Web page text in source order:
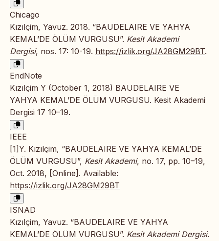
Chicago
Kızılçim, Yavuz. 2018. “BAUDELAIRE VE YAHYA
KEMAL’DE ÖLÜM VURGUSU”. Kesit Akademi
Dergisi, nos. 17: 10-19. https://izlik.org/JA28GM29BT.
EndNote
Kızılçim Y (October 1, 2018) BAUDELAIRE VE
YAHYA KEMAL’DE ÖLÜM VURGUSU. Kesit Akademi
Dergisi 17 10–19.
IEEE
[1]Y. Kızılçim, “BAUDELAIRE VE YAHYA KEMAL’DE
ÖLÜM VURGUSU”, Kesit Akademi, no. 17, pp. 10–19,
Oct. 2018, [Online]. Available:
https://izlik.org/JA28GM29BT
ISNAD
Kızılçim, Yavuz. “BAUDELAIRE VE YAHYA
KEMAL’DE ÖLÜM VURGUSU”. Kesit Akademi Dergisi.